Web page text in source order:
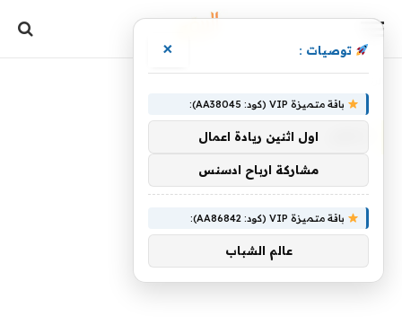
توصيات : ×
باقة متميزة VIP (كود: AA38045):
اول اثنين ريادة اعمال
مشاركة ارباح ادسنس
باقة متميزة VIP (كود: AA86842):
عالم الشباب